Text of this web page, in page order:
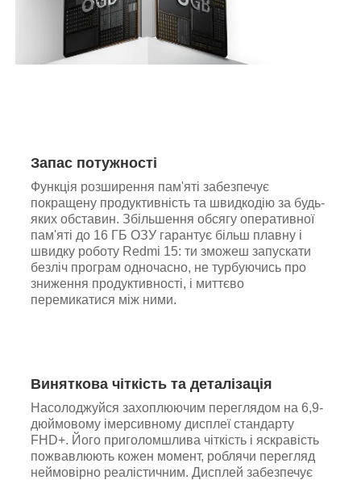
Виняткова чіткість та деталізація
Насолоджуйся захоплюючим переглядом на 6,9-
дюймовому імерсивному дисплеї стандарту
FHD+. Його приголомшлива чіткість і яскравість
пожвавлюють кожен момент, роблячи перегляд
неймовірно реалістичним. Дисплей забезпечує
Запас потужності
Функція розширення пам'яті забезпечує
покращену продуктивність та швидкодію за будь-
яких обставин. Збільшення обсягу оперативної
пам'яті до 16 ГБ ОЗУ гарантує більш плавну і
швидку роботу Redmi 15: ти зможеш запускати
безліч програм одночасно, не турбуючись про
зниження продуктивності, і миттєво
перемикатися між ними.